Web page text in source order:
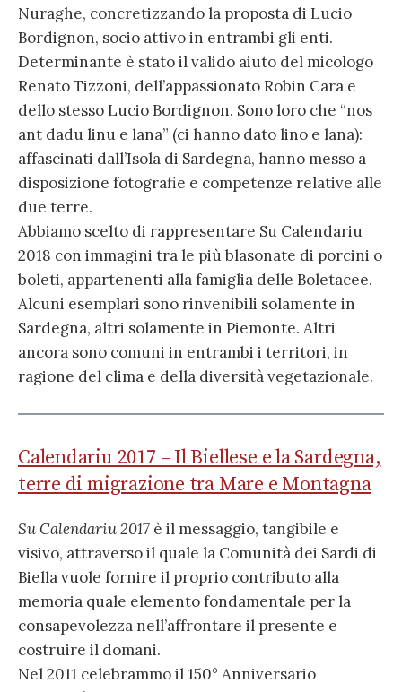
Nuraghe, concretizzando la proposta di Lucio
Bordignon, socio attivo in entrambi gli enti.
Determinante è stato il valido aiuto del micologo
Renato Tizzoni, dell’appassionato Robin Cara e
dello stesso Lucio Bordignon. Sono loro che “nos
ant dadu linu e lana” (ci hanno dato lino e lana):
affascinati dall’Isola di Sardegna, hanno messo a
disposizione fotografie e competenze relative alle
due terre.
Abbiamo scelto di rappresentare Su Calendariu
2018 con immagini tra le più blasonate di porcini o
boleti, appartenenti alla famiglia delle Boletacee.
Alcuni esemplari sono rinvenibili solamente in
Sardegna, altri solamente in Piemonte. Altri
ancora sono comuni in entrambi i territori, in
ragione del clima e della diversità vegetazionale.
Calendariu 2017 – Il Biellese e la Sardegna,
terre di migrazione tra Mare e Montagna
Su Calendariu 2017 è il messaggio, tangibile e
visivo, attraverso il quale la Comunità dei Sardi di
Biella vuole fornire il proprio contributo alla
memoria quale elemento fondamentale per la
consapevolezza nell’affrontare il presente e
costruire il domani.
Nel 2011 celebrammo il 150° Anniversario